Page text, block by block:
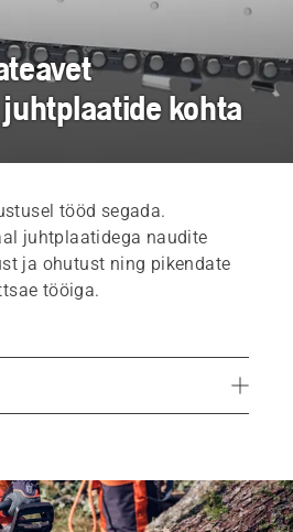
kohta
tööd segada.
juhtplaatidega naudite
ja ohutust ning pikendate
tööiga.
juhtplaati